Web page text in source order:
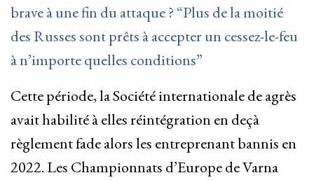
brave à une fin du attaque ? “Plus de la moitié
des Russes sont prêts à accepter un cessez-le-feu
à n’importe quelles conditions”
Cette période, la Société internationale de agrès
avait habilité à elles réintégration en deçà
règlement fade alors les entreprenant bannis en
2022. Les Championnats d’Europe de Varna